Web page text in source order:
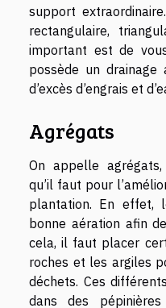
support
rectangulaire,
important est de
possède un drainage
d’excès d’engrais et
Agrégats
On appelle
qu’il faut pour
plantation. En effet,
bonne aération afin
cela, il faut placer
roches et les argiles
déchets. Ces
dans des